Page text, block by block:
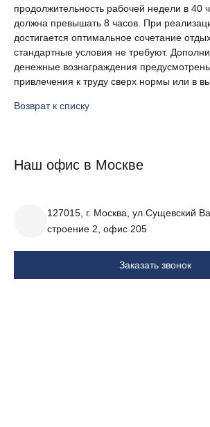
продолжительность рабочей недели в 40
должна превышать 8 часов. При
достигается оптимальное сочетание
стандартные условия не требуют.
денежные вознаграждения
привлечения к труду сверх нормы или в
Возврат к списку
Наш офис в Москве
127015, г. Москва, ул.Сущевский
строение 2, офис 205
Заказать звонок